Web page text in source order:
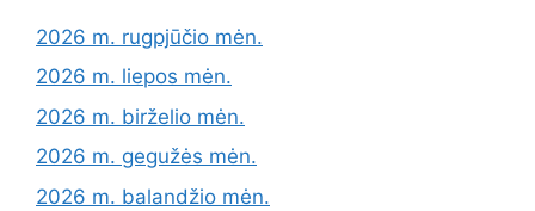
2026 m. rugpjūčio mėn.
2026 m. liepos mėn.
2026 m. birželio mėn.
2026 m. gegužės mėn.
2026 m. balandžio mėn.